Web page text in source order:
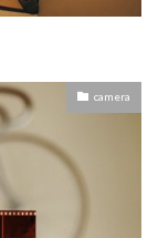
camera